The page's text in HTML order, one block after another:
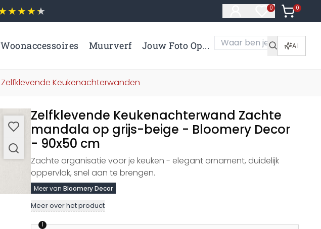
0
Artikelen in
0
Artikelen
Woonaccessoires Muurverf Jouw Foto Op... AI
Zelfklevende Keukenachterwanden
Zelfklevende Keukenachterwand Zachte
mandala op grijs-beige - Bloomery Decor
- 90x50 cm
Zachte organisatie voor je keuken - elegant ornament, duidelijk
oppervlak, snel aan te brengen.
Meer van Bloomery Decor
Meer over het product
1